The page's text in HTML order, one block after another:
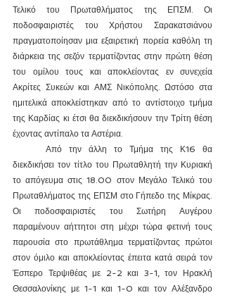
Τελικό του Πρωταθλήματος της ΕΠΣΜ. Οι
ποδοσφαιριστές του Χρήστου Σαρακατσιάνου
πραγματοποίησαν μια εξαιρετική πορεία καθόλη τη
διάρκεια της σεζόν τερματίζοντας στην πρώτη θέση
του ομίλου τους και αποκλείοντας εν συνεχεία
Ακρίτες Συκεών και ΑΜΣ Νικόπολης. Ωστόσο στα
ημιτελικά αποκλείστηκαν από το αντίστοιχο τμήμα
της Καρδίας κι έτσι θα διεκδικήσουν την Τρίτη θέση
έχοντας αντίπαλο τα Αστέρια.
διεκδικήσει τον τίτλο του Πρωταθλητή την Κυριακή
το απόγευμα στις 18.00 στον Μεγάλο Τελικό του
Πρωταθλήματος της ΕΠΣΜ στο Γήπεδο της Μίκρας.
Οι ποδοσφαιριστές του Σωτήρη Αυγέρου
παραμένουν αήττητοι στη μέχρι τώρα φετινή τους
παρουσία στο πρωτάθλημα τερματίζοντας πρώτοι
στον όμιλο και αποκλείοντας έπειτα κατά σειρά τον
Έσπερο Τερψιθέας με 2-2 και 3-1, τον Ηρακλή
Θεσσαλονίκης με 1-1 και 1-0 και τον Αλέξανδρο